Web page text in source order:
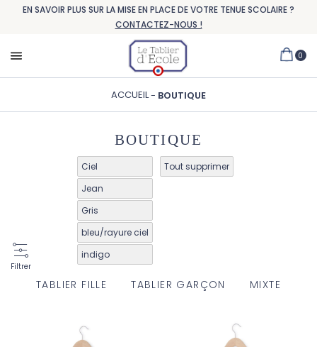
EN SAVOIR PLUS SUR LA MISE EN PLACE DE VOTRE TENUE SCOLAIRE ?
CONTACTEZ-NOUS !
0
ACCUEIL BOUTIQUE
BOUTIQUE
Ciel
Jean
Gris
bleu/rayure ciel
indigo
Tout supprimer
TABLIER FILLE TABLIER GARÇON MIXTE
Filtrer